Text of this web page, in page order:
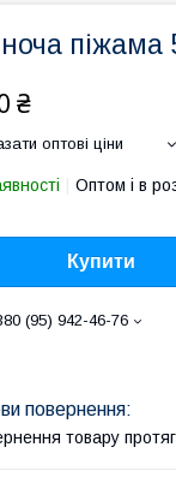
піжама
₴
оптові ціни
Оптом і в
Купити
(95) 942-46-76
товару